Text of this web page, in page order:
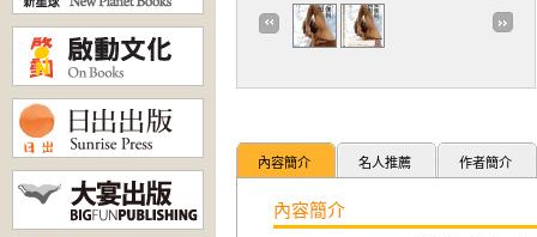
內容簡介 名人推薦 作者簡介
內容簡介